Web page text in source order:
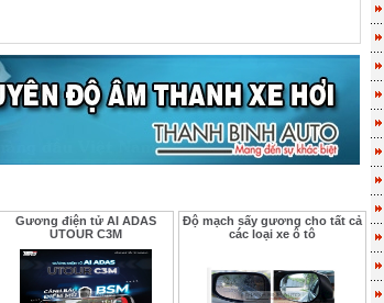
Gương điện tử AI ADAS
UTOUR C3M
Độ mạch sấy gương cho tất cả
các loại xe ô tô